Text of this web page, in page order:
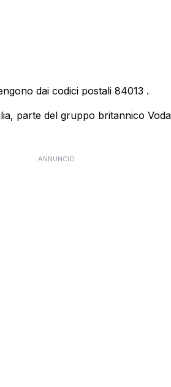
dai codici postali 84013 .
parte del gruppo britannico
ANNUNCIO